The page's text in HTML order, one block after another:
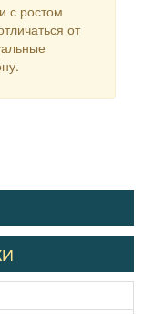
с ростом
от